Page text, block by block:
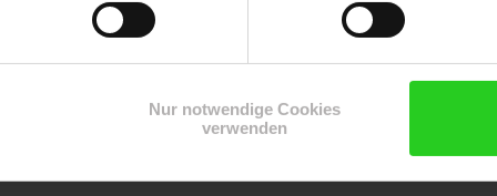
Nur notwendige Cookies
verwenden